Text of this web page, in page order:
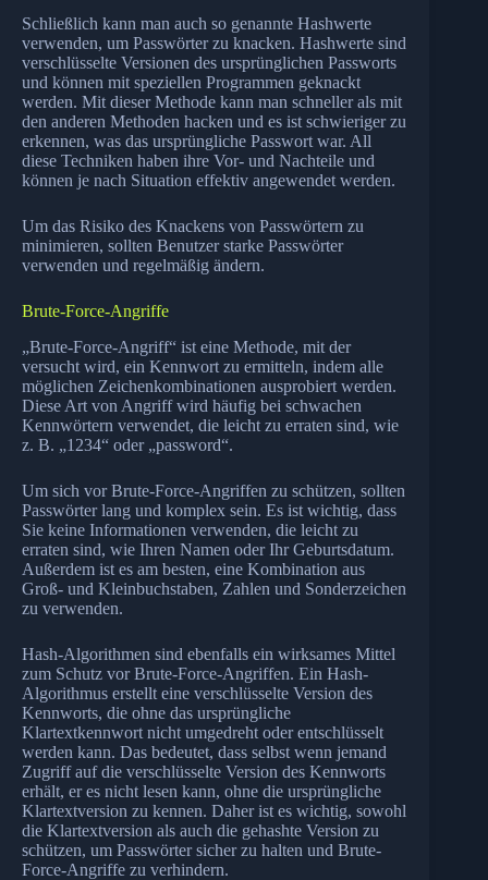
Schließlich kann man auch so genannte Hashwerte
verwenden, um Passwörter zu knacken. Hashwerte sind
verschlüsselte Versionen des ursprünglichen Passworts
und können mit speziellen Programmen geknackt
werden. Mit dieser Methode kann man schneller als mit
den anderen Methoden hacken und es ist schwieriger zu
erkennen, was das ursprüngliche Passwort war. All
diese Techniken haben ihre Vor- und Nachteile und
können je nach Situation effektiv angewendet werden.
Um das Risiko des Knackens von Passwörtern zu
minimieren, sollten Benutzer starke Passwörter
verwenden und regelmäßig ändern.
Brute-Force-Angriffe
„Brute-Force-Angriff“ ist eine Methode, mit der
versucht wird, ein Kennwort zu ermitteln, indem alle
möglichen Zeichenkombinationen ausprobiert werden.
Diese Art von Angriff wird häufig bei schwachen
Kennwörtern verwendet, die leicht zu erraten sind, wie
z. B. „1234“ oder „password“.
Um sich vor Brute-Force-Angriffen zu schützen, sollten
Passwörter lang und komplex sein. Es ist wichtig, dass
Sie keine Informationen verwenden, die leicht zu
erraten sind, wie Ihren Namen oder Ihr Geburtsdatum.
Außerdem ist es am besten, eine Kombination aus
Groß- und Kleinbuchstaben, Zahlen und Sonderzeichen
zu verwenden.
Hash-Algorithmen sind ebenfalls ein wirksames Mittel
zum Schutz vor Brute-Force-Angriffen. Ein Hash-
Algorithmus erstellt eine verschlüsselte Version des
Kennworts, die ohne das ursprüngliche
Klartextkennwort nicht umgedreht oder entschlüsselt
werden kann. Das bedeutet, dass selbst wenn jemand
Zugriff auf die verschlüsselte Version des Kennworts
erhält, er es nicht lesen kann, ohne die ursprüngliche
Klartextversion zu kennen. Daher ist es wichtig, sowohl
die Klartextversion als auch die gehashte Version zu
schützen, um Passwörter sicher zu halten und Brute-
Force-Angriffe zu verhindern.